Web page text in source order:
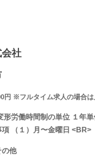
社
円 ※フルタイム求人の場合
形労働時間制の単位 １年
（１）月〜金曜日 <BR>
の他